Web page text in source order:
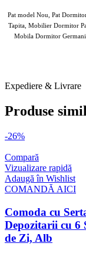
Pat model Nou, Pat
Tapita, Mobilier Dormitor
Mobila Dormitor
Expediere & Livrare
Produse
-26%
Compară
Vizualizare rapidă
Adaugă în Wishlist
COMANDĂ AICI
Comoda cu
Depozitarii cu 6
de Zi, Alb